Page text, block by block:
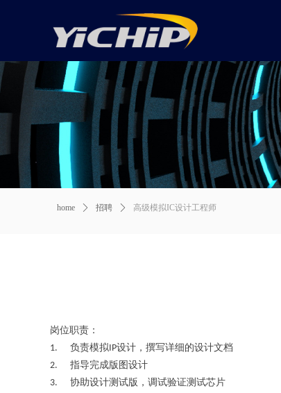
岗位职责 ：
1. 负责模拟IP设计，撰写详细的设计文档
2. 指导完成版图设计
3. 协助设计测试版，调试验证测试芯片
home ꄲ 招聘 ꄲ 高级模拟IC设计工程师